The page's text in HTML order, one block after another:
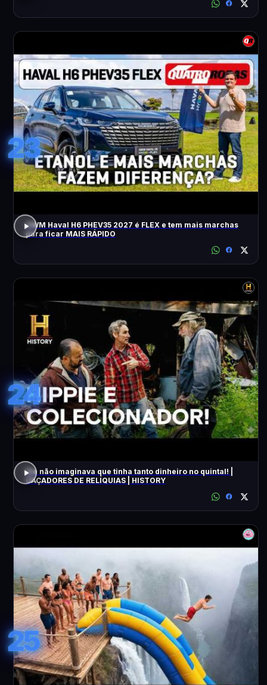
23
GWM Haval H6 PHEV35 2027 é FLEX e tem mais marchas
para ficar MAIS RÁPIDO
24
Ele não imaginava que tinha tanto dinheiro no quintal! |
CAÇADORES DE RELÍQUIAS | HISTORY
25